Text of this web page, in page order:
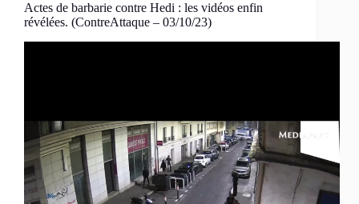
Actes de barbarie contre Hedi : les vidéos enfin
révélées. (ContreAttaque – 03/10/23)